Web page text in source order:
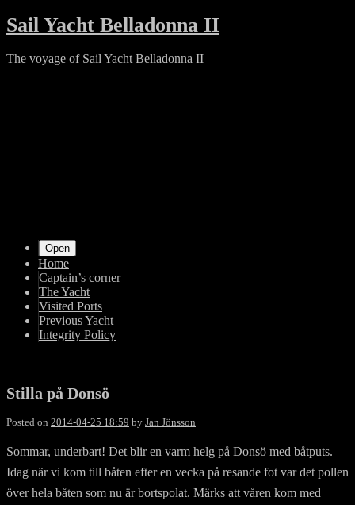
Skip
to
Sail Yacht Belladonna II
The voyage of Sail Yacht Belladonna II
Primary
Navigation
Open
Home
Captain’s corner
The Yacht
Visited Ports
Previous Yacht
Integrity Policy
Stilla på Donsö
Posted on 2014-04-25 18:59 by Jan Jönsson
Sommar, underbart! Det blir en varm helg på Donsö med båtputs.
Idag när vi kom till båten efter en vecka på resande fot var det pollen
över hela båten som nu är bortspolat. Märks att våren kom med